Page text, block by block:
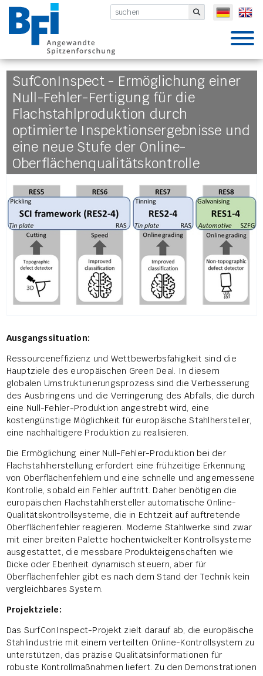
BFI VDEh- Submit
SufConInspect - Ermöglichung einer
Null-Fehler-Fertigung für die
Flachstahlproduktion durch
optimierte Inspektionsergebnisse und
eine neue Stufe der Online-
Oberflächenqualitätskontrolle
Ausgangssituation:
Ressourceneffizienz und Wettbewerbsfähigkeit sind die
Hauptziele des europäischen Green Deal. In diesem
globalen Umstrukturierungsprozess sind die Verbesserung
des Ausbringens und die Verringerung des Abfalls, die durch
eine Null-Fehler-Produktion angestrebt wird, eine
kostengünstige Möglichkeit für europäische Stahlhersteller,
eine nachhaltigere Produktion zu realisieren.
Die Ermöglichung einer Null-Fehler-Produktion bei der
Flachstahlherstellung erfordert eine frühzeitige Erkennung
von Oberflächenfehlern und eine schnelle und angemessene
Kontrolle, sobald ein Fehler auftritt. Daher benötigen die
europäischen Flachstahlhersteller automatische Online-
Qualitätskontrollsysteme, die in Echtzeit auf auftretende
Oberflächenfehler reagieren. Moderne Stahlwerke sind zwar
mit einer breiten Palette hochentwickelter Kontrollsysteme
ausgestattet, die messbare Produkteigenschaften wie
Dicke oder Ebenheit dynamisch steuern, aber für
Oberflächenfehler gibt es nach dem Stand der Technik kein
vergleichbares System.
Projektziele:
Das SurfConInspect-Projekt zielt darauf ab, die europäische
Stahlindustrie mit einem verteilten Online-Kontrollsystem zu
unterstützen, das präzise Qualitätsinformationen für
robuste Kontrollmaßnahmen liefert. Zu den Demonstrationen